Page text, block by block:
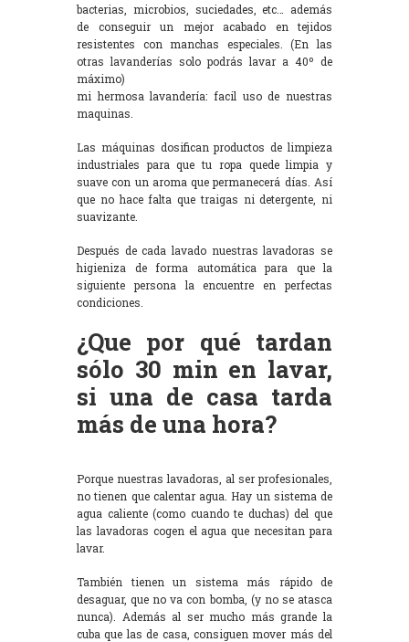
bacterias, microbios, suciedades, etc… además
de conseguir un mejor acabado en tejidos
resistentes con manchas especiales. (En las
otras lavanderías solo podrás lavar a 40º de
máximo)
mi hermosa lavandería: facil uso de nuestras
maquinas.
Las máquinas dosifican productos de limpieza
industriales para que tu ropa quede limpia y
suave con un aroma que permanecerá días. Así
que no hace falta que traigas ni detergente, ni
suavizante.
Después de cada lavado nuestras lavadoras se
higieniza de forma automática para que la
siguiente persona la encuentre en perfectas
condiciones.
¿Que por qué tardan
sólo 30 min en lavar,
si una de casa tarda
más de una hora?
Porque nuestras lavadoras, al ser profesionales,
no tienen que calentar agua. Hay un sistema de
agua caliente (como cuando te duchas) del que
las lavadoras cogen el agua que necesitan para
lavar.
También tienen un sistema más rápido de
desaguar, que no va con bomba, (y no se atasca
nunca). Además al ser mucho más grande la
cuba que las de casa, consiguen mover más del